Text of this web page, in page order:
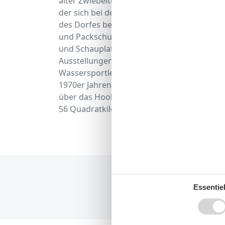
der sich bei der Hooksieler Werft dafür
des Dorfes befindet sich der alte Hafen,
und Packschuppen aus dem Jahr 1821.
und Schauplatz der vielbesuchten
Ausstellungen und Seminaren
Wassersportler, ist aber auch eine
1970er Jahren durch
über das Hook-Siel direkt in den alten
56 Quadratkilometern.